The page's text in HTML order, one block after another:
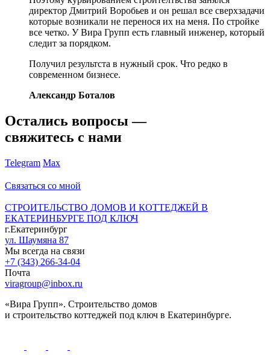
директор Дмитрий Воробьев и он решал все сверхзадачи
которые возникали не перенося их на меня. По стройке
все четко. У Вира Групп есть главный инженер, который
следит за порядком.
Получил результста в нужный срок. Что редко в
современном бизнесе.
Александр Боталов
Остались вопросы —
свяжитесь с нами
Telegram Max
Связаться со мной
СТРОИТЕЛЬСТВО ДОМОВ И КОТТЕДЖЕЙ В
ЕКАТЕРИНБУРГЕ ПОД КЛЮЧ
г.Екатеринбург
ул. Шаумяна 87
Мы всегда на связи
+7 (343) 266-34-04
Почта
viragroup@inbox.ru
«Вира Групп». Строительство домов
и строительство коттеджей под ключ в Екатеринбурге.